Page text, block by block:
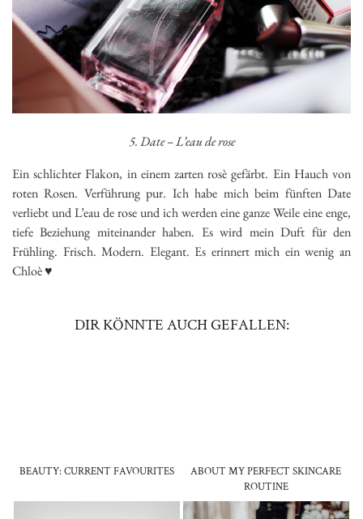
5. Date – L’eau de rose
Ein schlichter Flakon, in einem zarten rosè gefärbt. Ein Hauch von
roten Rosen. Verführung pur. Ich habe mich beim fünften Date
verliebt und L’eau de rose und ich werden eine ganze Weile eine enge,
tiefe Beziehung miteinander haben. Es wird mein Duft für den
Frühling. Frisch. Modern. Elegant. Es erinnert mich ein wenig an
Chloè ♥
DIR KÖNNTE AUCH GEFALLEN:
BEAUTY: CURRENT FAVOURITES
ABOUT MY PERFECT SKINCARE
ROUTINE